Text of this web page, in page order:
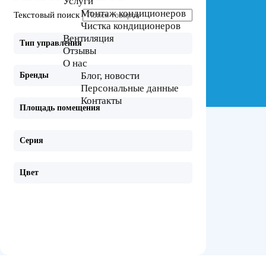
Монтаж кондиционеров
Чистка кондиционеров
Вентиляция
Отзывы
О нас
Блог, новости
Персональные данные
Контакты
Текстовый поиск
Тип управления
Бренды
Площадь помещения
Серия
Цвет